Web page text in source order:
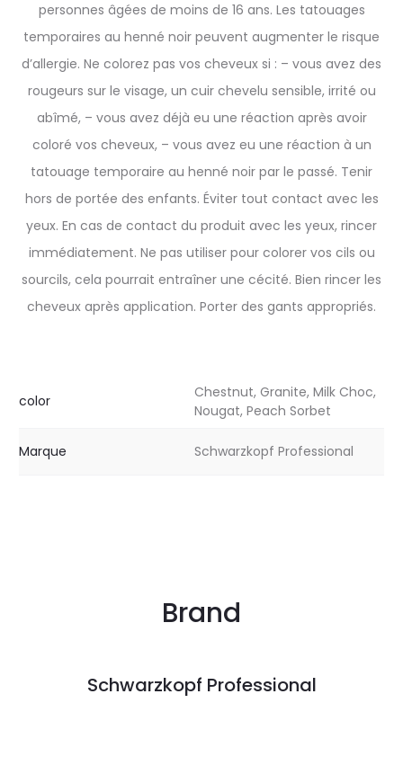
personnes âgées de moins de 16 ans. Les tatouages
temporaires au henné noir peuvent augmenter le risque
d’allergie. Ne colorez pas vos cheveux si : – vous avez des
rougeurs sur le visage, un cuir chevelu sensible, irrité ou
abîmé, – vous avez déjà eu une réaction après avoir
coloré vos cheveux, – vous avez eu une réaction à un
tatouage temporaire au henné noir par le passé. Tenir
hors de portée des enfants. Éviter tout contact avec les
yeux. En cas de contact du produit avec les yeux, rincer
immédiatement. Ne pas utiliser pour colorer vos cils ou
sourcils, cela pourrait entraîner une cécité. Bien rincer les
cheveux après application. Porter des gants appropriés.
color
Chestnut, Granite, Milk Choc,
Nougat, Peach Sorbet
Marque Schwarzkopf Professional
Brand
Schwarzkopf Professional